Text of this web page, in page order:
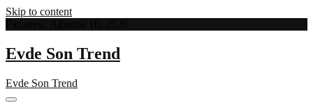
Skip to content
Evde Son Trend
Evde Son Trend